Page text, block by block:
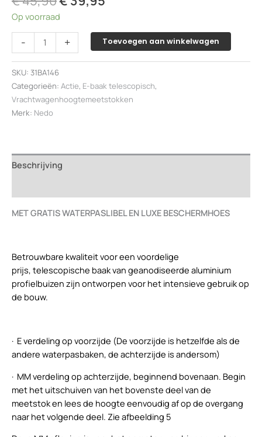
prijs
€ 45,90.€ 39,95.
Op voorraad
-
uitschuifbare
E-
baak,
Telescopische
hoogtemeter
5
+ Toevoegen aan winkelwagen
SKU: 31BA146
Categorieën: Actie, E-baak telescopisch,
Vrachtwagenhoogtemeetstokken
Merk: Nedo
Beschrijving
MET GRATIS WATERPASLIBEL EN LUXE BESCHERMHOES
Betrouwbare kwaliteit voor een voordelige
prijs, telescopische baak van geanodiseerde aluminium
profielbuizen zijn ontworpen voor het intensieve gebruik op
de bouw.
· E verdeling op voorzijde (De voorzijde is hetzelfde als de
andere waterpasbaken, de achterzijde is andersom)
· MM verdeling op achterzijde, beginnend bovenaan. Begin
met het uitschuiven van het bovenste deel van de
meetstok en lees de hoogte eenvoudig af op de overgang
naar het volgende deel. Zie afbeelding 5